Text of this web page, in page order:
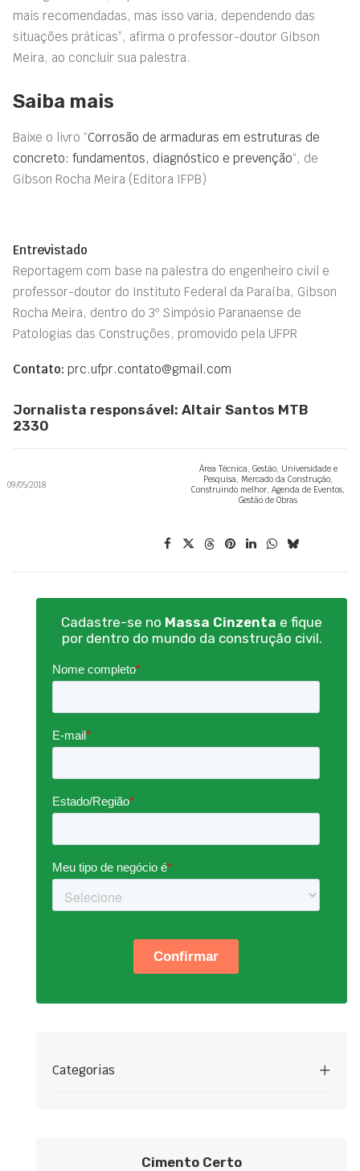
mais recomendadas, mas isso varia, dependendo das
situações práticas”, afirma o professor-doutor Gibson
Meira, ao concluir sua palestra.
Saiba mais
Baixe o livro “Corrosão de armaduras em estruturas de
concreto: fundamentos, diagnóstico e prevenção“, de
Gibson Rocha Meira (Editora IFPB)
Entrevistado
Reportagem com base na palestra do engenheiro civil e
professor-doutor do Instituto Federal da Paraíba, Gibson
Rocha Meira, dentro do 3º Simpósio Paranaense de
Patologias das Construções, promovido pela UFPR
Contato: prc.ufpr.contato@gmail.com
Jornalista responsável: Altair Santos MTB
2330
09/05/2018
Área Técnica, Gestão, Universidade e
Pesquisa, Mercado da Construção,
Construindo melhor, Agenda de Eventos,
Gestão de Obras
Cadastre-se no Massa Cinzenta e fique
por dentro do mundo da construção civil.
Categorias
Cimento Certo